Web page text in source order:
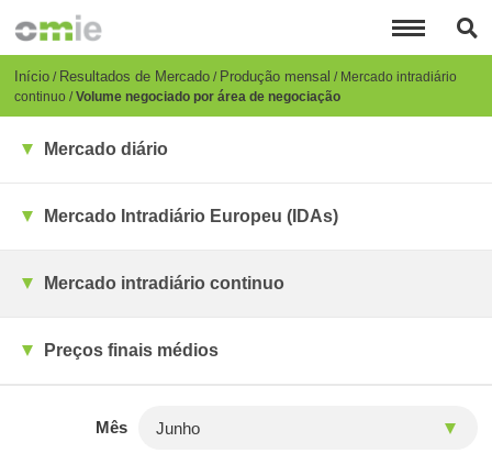
para
conteúdo
principal
Breadcrumb
Início Resultados de Mercado Produção mensal
Mercado intradiário
continuo Volume negociado por área de negociação
Mercado diário
Mercado Intradiário Europeu (IDAs)
Mercado intradiário continuo
Preços finais médios
Mês